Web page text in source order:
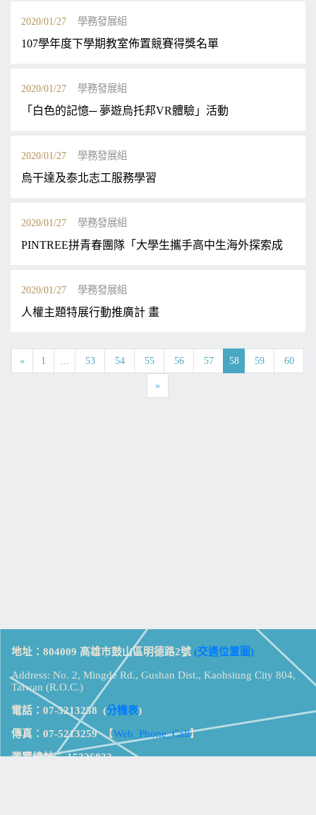
2020/01/27 學務發展組
107學年度下學期教室佈置競賽得獎名單
2020/01/27 學務發展組
「白色的記憶─ 夢遊烏托邦VR體驗」活動
2020/01/27 學務發展組
烏干達及泰北志工服務學習
2020/01/27 學務發展組
PINTREE拼青春團隊「大學生攜手高中生海外探索成長計
2020/01/27 學務發展組
人權主題特展行動推廣計 畫
« 1 ... 53 54 55 56 57 58 59 60
»
地址：804009 高雄市鼓山區明德路2號 (交通位置圖)
Address: No. 2, Mingde Rd., Gushan Dist., Kaohsiung City 804,
Taiwan (R.O.C.)
電話：07-5213258 (分機表)
傳真：07-5213259【Web_Phone_Call】
瀏覽總計： 15326833